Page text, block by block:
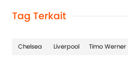
Tag Terkait
Chelsea Liverpool Timo Werner